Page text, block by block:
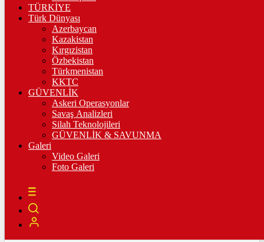
3.335,67%0,36
%-0,03
BİTCOİN
4782585฿%1.64124
LİTECOİN
%5.25507
ETHEREUM
%6.0715
RİPPLE
118.86%2.16847
TETHER
TÜRKİYE
Türk Dünyası
Azerbaycan
Kazakistan
Kırgızistan
Özbekistan
Türkmenistan
KKTC
GÜVENLİK
Askeri Operasyonlar
Savaş Analizleri
Silah Teknolojileri
GÜVENLİK & SAVUNMA
Galeri
Video Galeri
Foto Galeri